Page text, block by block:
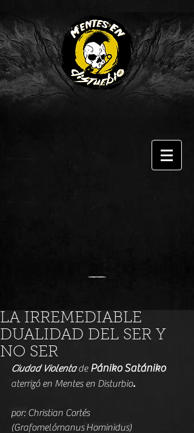
LA IRREMEDIABLE
DUALIDAD DEL SER Y
NO SER
Ciudad Violenta de Pániko Satániko
aterrizó en Mentes en Disturbio.
por: Christian Cortés
(Grafomelómanus Hominidus)